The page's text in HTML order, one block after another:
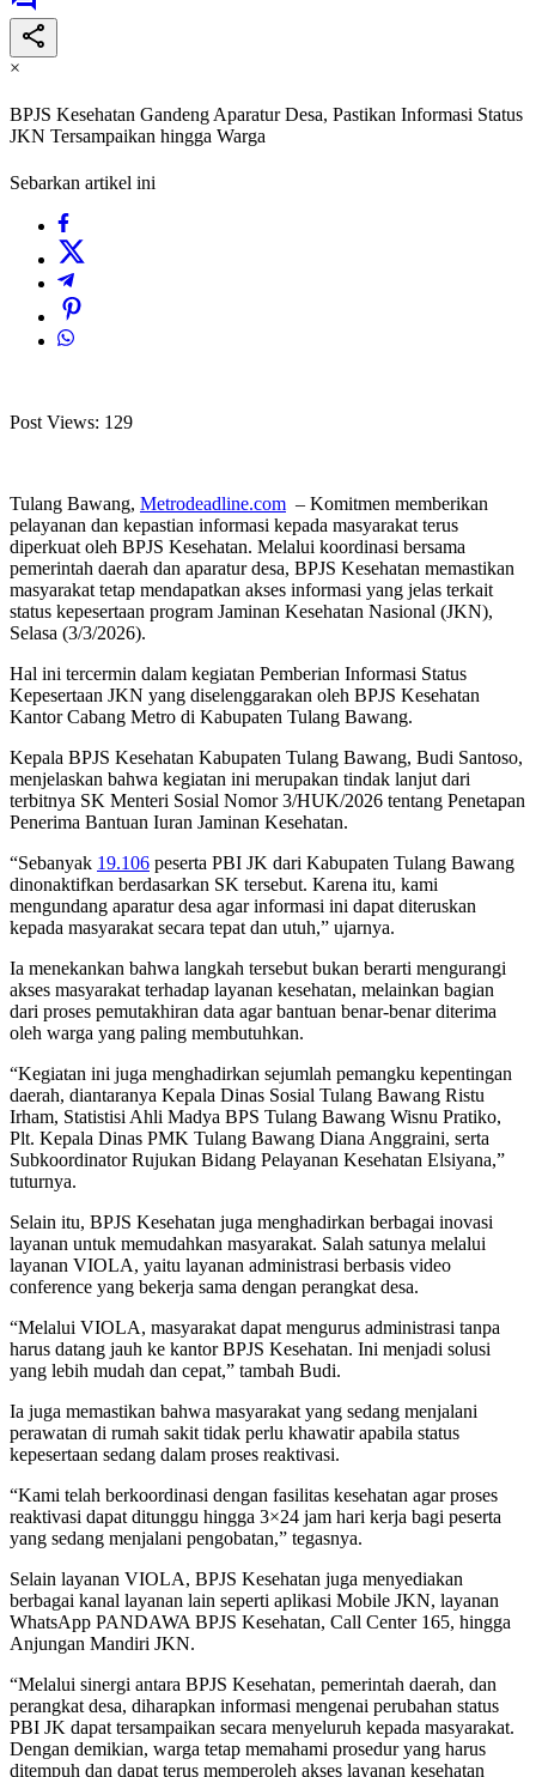
×
BPJS Kesehatan Gandeng Aparatur Desa, Pastikan Informasi Status
JKN Tersampaikan hingga Warga
Sebarkan artikel ini
Post Views: 129
Tulang Bawang, Metrodeadline.com – Komitmen memberikan
pelayanan dan kepastian informasi kepada masyarakat terus
diperkuat oleh BPJS Kesehatan. Melalui koordinasi bersama
pemerintah daerah dan aparatur desa, BPJS Kesehatan memastikan
masyarakat tetap mendapatkan akses informasi yang jelas terkait
status kepesertaan program Jaminan Kesehatan Nasional (JKN),
Selasa (3/3/2026).
Hal ini tercermin dalam kegiatan Pemberian Informasi Status
Kepesertaan JKN yang diselenggarakan oleh BPJS Kesehatan
Kantor Cabang Metro di Kabupaten Tulang Bawang.
Kepala BPJS Kesehatan Kabupaten Tulang Bawang, Budi Santoso,
menjelaskan bahwa kegiatan ini merupakan tindak lanjut dari
terbitnya SK Menteri Sosial Nomor 3/HUK/2026 tentang Penetapan
Penerima Bantuan Iuran Jaminan Kesehatan.
“Sebanyak 19.106 peserta PBI JK dari Kabupaten Tulang Bawang
dinonaktifkan berdasarkan SK tersebut. Karena itu, kami
mengundang aparatur desa agar informasi ini dapat diteruskan
kepada masyarakat secara tepat dan utuh,” ujarnya.
Ia menekankan bahwa langkah tersebut bukan berarti mengurangi
akses masyarakat terhadap layanan kesehatan, melainkan bagian
dari proses pemutakhiran data agar bantuan benar-benar diterima
oleh warga yang paling membutuhkan.
“Kegiatan ini juga menghadirkan sejumlah pemangku kepentingan
daerah, diantaranya Kepala Dinas Sosial Tulang Bawang Ristu
Irham, Statistisi Ahli Madya BPS Tulang Bawang Wisnu Pratiko,
Plt. Kepala Dinas PMK Tulang Bawang Diana Anggraini, serta
Subkoordinator Rujukan Bidang Pelayanan Kesehatan Elsiyana,”
tuturnya.
Selain itu, BPJS Kesehatan juga menghadirkan berbagai inovasi
layanan untuk memudahkan masyarakat. Salah satunya melalui
layanan VIOLA, yaitu layanan administrasi berbasis video
conference yang bekerja sama dengan perangkat desa.
“Melalui VIOLA, masyarakat dapat mengurus administrasi tanpa
harus datang jauh ke kantor BPJS Kesehatan. Ini menjadi solusi
yang lebih mudah dan cepat,” tambah Budi.
Ia juga memastikan bahwa masyarakat yang sedang menjalani
perawatan di rumah sakit tidak perlu khawatir apabila status
kepesertaan sedang dalam proses reaktivasi.
“Kami telah berkoordinasi dengan fasilitas kesehatan agar proses
reaktivasi dapat ditunggu hingga 3×24 jam hari kerja bagi peserta
yang sedang menjalani pengobatan,” tegasnya.
Selain layanan VIOLA, BPJS Kesehatan juga menyediakan
berbagai kanal layanan lain seperti aplikasi Mobile JKN, layanan
WhatsApp PANDAWA BPJS Kesehatan, Call Center 165, hingga
Anjungan Mandiri JKN.
“Melalui sinergi antara BPJS Kesehatan, pemerintah daerah, dan
perangkat desa, diharapkan informasi mengenai perubahan status
PBI JK dapat tersampaikan secara menyeluruh kepada masyarakat.
Dengan demikian, warga tetap memahami prosedur yang harus
ditempuh dan dapat terus memperoleh akses layanan kesehatan